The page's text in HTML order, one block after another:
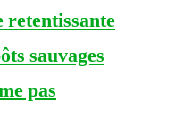
retentissante
sauvages
pas